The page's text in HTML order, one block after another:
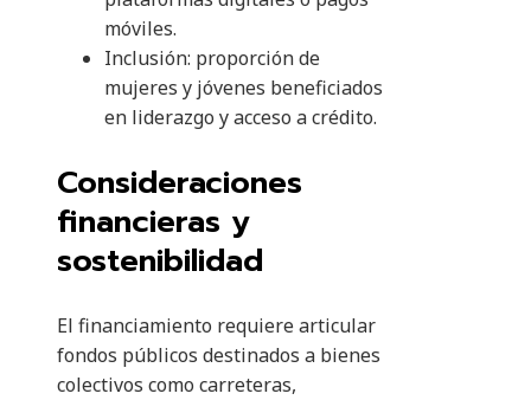
móviles.
Inclusión: proporción de
mujeres y jóvenes beneficiados
en liderazgo y acceso a crédito.
Consideraciones
financieras y
sostenibilidad
El financiamiento requiere articular
fondos públicos destinados a bienes
colectivos como carreteras,